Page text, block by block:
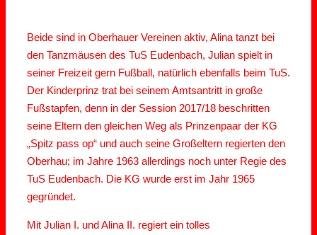
Beide sind in Oberhauer Vereinen aktiv, Alina tanzt bei
den Tanzmäusen des TuS Eudenbach, Julian spielt in
seiner Freizeit gern Fußball, natürlich ebenfalls beim TuS.
Der Kinderprinz trat bei seinem Amtsantritt in große
Fußstapfen, denn in der Session 2017/18 beschritten
seine Eltern den gleichen Weg als Prinzenpaar der KG
„Spitz pass op“ und auch seine Großeltern regierten den
Oberhau; im Jahre 1963 allerdings noch unter Regie des
TuS Eudenbach. Die KG wurde erst im Jahr 1965
gegründet.
Mit Julian I. und Alina II. regiert ein tolles